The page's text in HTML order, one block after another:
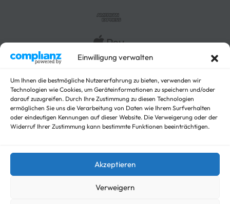
Einwilligung verwalten
Um Ihnen die bestmögliche Nutzererfahrung zu bieten, verwenden wir
Technologien wie Cookies, um Geräteinformationen zu speichern und/oder
darauf zuzugreifen. Durch Ihre Zustimmung zu diesen Technologien
ermöglichen Sie uns die Verarbeitung von Daten wie Ihrem Surfverhalten
oder eindeutigen Kennungen auf dieser Website. Die Verweigerung oder der
Widerruf Ihrer Zustimmung kann bestimmte Funktionen beeinträchtigen.
Akzeptieren
Verweigern
Autotrailer geschlossen
Baumaschinen
Hochlader
Kippanhänger Angebote
Kipper
Koffer
Nicht kategorisieren
© trailer-master.eu 2026. Alle Rechte vorbehalten.